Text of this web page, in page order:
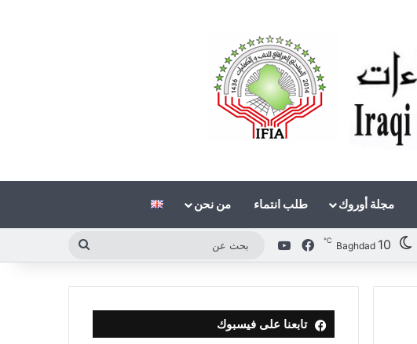
مجلة أوروك طلب انتماء من نحن
Baghdad 10
℃ فيسبوك‫YouTube
تابعنا على فيسبوك